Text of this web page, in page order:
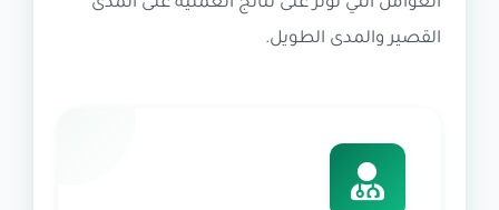
القصير والمدى الطويل.